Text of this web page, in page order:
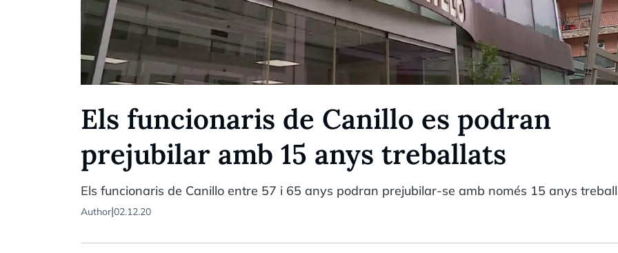
Els funcionaris de Canillo es podran
prejubilar amb 15 anys treballats
Els funcionaris de Canillo entre 57 i 65 anys podran prejubilar-se amb només 15 anys
Author|02.12.20